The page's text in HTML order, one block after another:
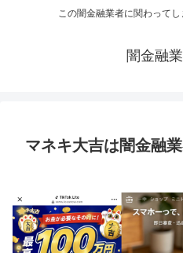
この闇金融業者に関わって
闇金融
マネキ大吉は闇金融業